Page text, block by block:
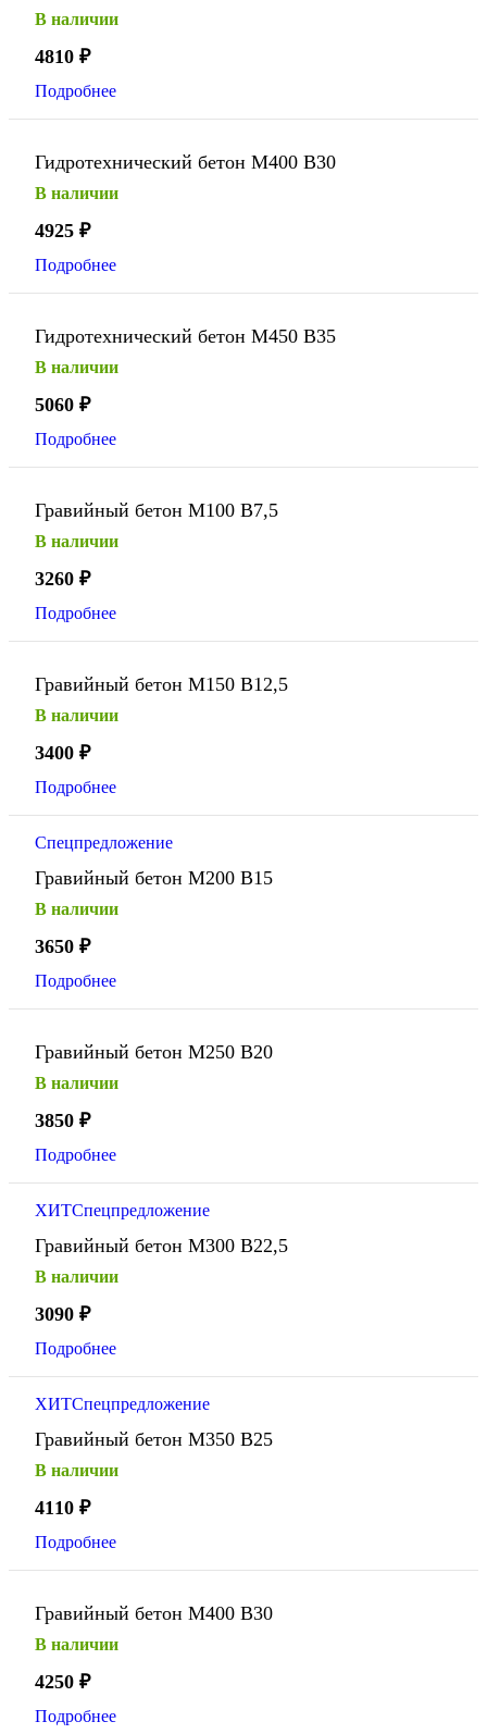
В наличии
4810 ₽
Подробнее
Гидротехнический бетон М400 В30
В наличии
4925 ₽
Подробнее
Гидротехнический бетон М450 В35
В наличии
5060 ₽
Подробнее
Гравийный бетон М100 В7,5
В наличии
3260 ₽
Подробнее
Гравийный бетон М150 В12,5
В наличии
3400 ₽
Подробнее
Спецпредложение
Гравийный бетон М200 В15
В наличии
3650 ₽
Подробнее
Гравийный бетон М250 В20
В наличии
3850 ₽
Подробнее
ХИТСпецпредложение
Гравийный бетон М300 В22,5
В наличии
3090 ₽
Подробнее
ХИТСпецпредложение
Гравийный бетон М350 В25
В наличии
4110 ₽
Подробнее
Гравийный бетон М400 В30
В наличии
4250 ₽
Подробнее